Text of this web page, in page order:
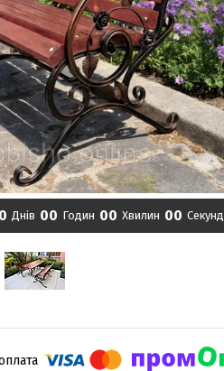
0 Днів 00 Годин 00 Хвилин 00 Секунд